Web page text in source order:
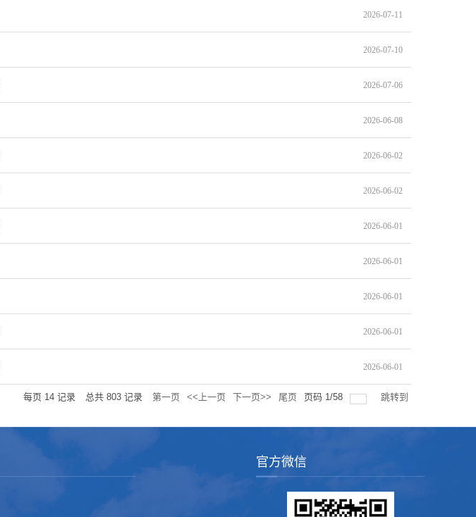
2026-07-11
2026-07-10
2026-07-06
2026-06-08
2026-06-02
2026-06-02
2026-06-01
2026-06-01
2026-06-01
2026-06-01
2026-06-01
每页 14 记录 总共 803 记录 第一页 <<上一页 下一页>> 尾页 页码 1/58 跳转到
官方微信